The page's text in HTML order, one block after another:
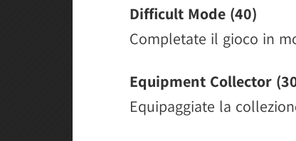
Difficult Mode (40)
Completate il gioco in
Equipment Collector
Equipaggiate la